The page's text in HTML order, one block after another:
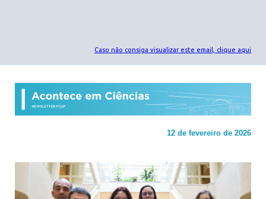
Caso não consiga visualizar este email, clique aqui
12 de fevereiro de 2026